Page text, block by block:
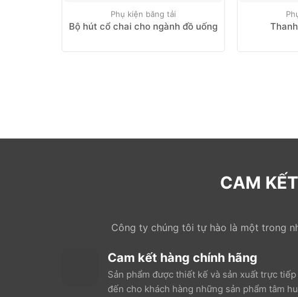
Phụ kiện băng tải
Bộ hút cổ chai cho ngành đồ uống
CAM
Công ty chúng tôi tự hào là một trong
Cam kết hàng chính hãng
Sản phẩm được thiết kế và sản xuất trực
đến cho khách hàng những sản phẩm tâm